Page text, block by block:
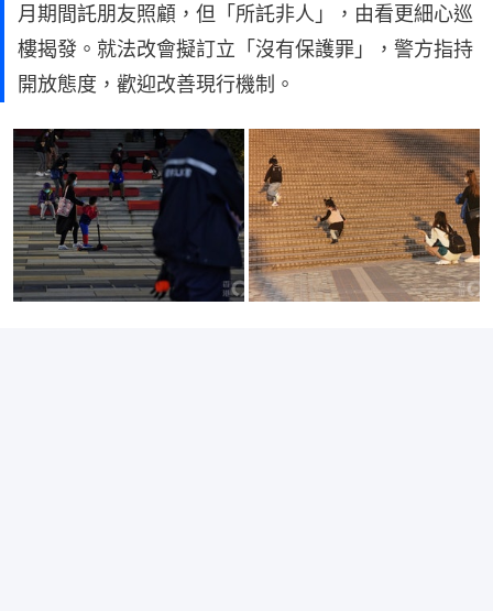
月期間託朋友照顧，但「所託非人」，由看更細心巡
樓揭發。就法改會擬訂立「沒有保護罪」，警方指持
開放態度，歡迎改善現行機制。